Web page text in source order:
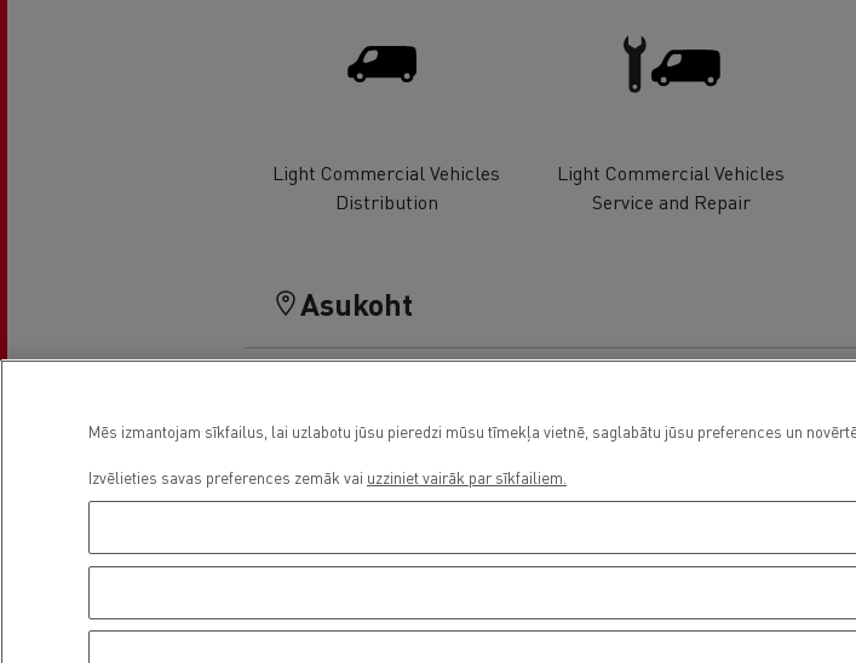
Light Commercial Vehicles
Distribution
Light Commercial Vehicles
Service and Repair
Asukoht
Mēs izmantojam sīkfailus, lai uzlabotu jūsu pieredzi mūsu tīmekļa vietnē, saglabātu jūsu preferences un
Izvēlieties savas preferences zemāk vai uzziniet vairāk par sīkfailiem.